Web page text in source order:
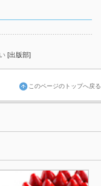
[出版部]
このページのトップへ戻る